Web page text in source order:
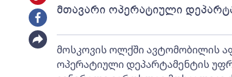
მთავარი ოპერატიული
მოსკოვის ოლქში ავტომობილის
ოპერატიული დეპარტამენტის